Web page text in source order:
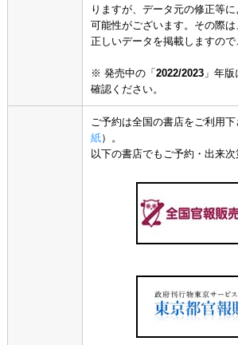
りますが、データ元の修正等
可能性がございます。その際は
正しいデータを掲載しますので
※ 発売中の「 2022/2023」年版
確認ください。
ご予約は全国の書店をご利用下
紙）。
以下の書店でもご予約・出来次